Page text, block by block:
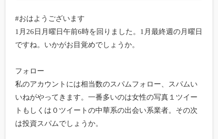
#おはようございます
1月26日月曜日午前6時を回りました。1月最終週の月曜日
ですね。いかがお目覚めでしょうか。
フォロー
私のアカウントには相当数のスパムフォロー、スパムい
いねがやってきます。一番多いのは女性の写真１ツイー
トもしくは０ツイートの中華系の出会い系業者。その次
は投資スパムでしょうか。